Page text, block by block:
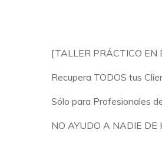
[TALLER PRÁCTICO EN
Recupera TODOS tus
Sólo para Profesionales
NO AYUDO A NADIE DE